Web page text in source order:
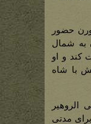
حضور
به شمال
کند و او
با شاه
الروهیر
مدتی